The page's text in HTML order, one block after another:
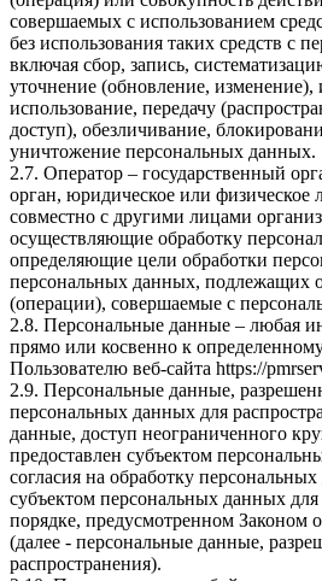
совершаемых с использованием
без использования таких средств с
включая сбор, запись,
уточнение (обновление, изменение),
использование, передачу
доступ), обезличивание,
уничтожение персональных данных.
2.7. Оператор – государственный
орган, юридическое или физическое
совместно с другими лицами
осуществляющие обработку
определяющие цели обработки
персональных данных, подлежащих
(операции), совершаемые с
2.8. Персональные данные – любая
прямо или косвенно к
Пользователю веб-сайта https://
2.9. Персональные данные,
персональных данных для
данные, доступ неограниченного
предоставлен субъектом
согласия на обработку
субъектом персональных данных для
порядке, предусмотренном Законом
(далее - персональные данные,
распространения).